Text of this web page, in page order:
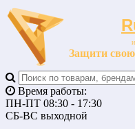
Защити свою
Время работы:
ПН-ПТ 08:30 - 17:30
СБ-ВС выходной